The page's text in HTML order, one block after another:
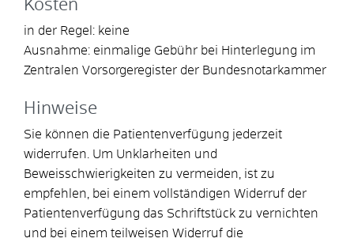
Kosten
in der Regel: keine
Ausnahme: einmalige Gebühr bei Hinterlegung im
Zentralen Vorsorgeregister der Bundesnotarkammer
Hinweise
Sie können die Patientenverfügung jederzeit
widerrufen. Um Unklarheiten und
Beweisschwierigkeiten zu vermeiden, ist zu
empfehlen, bei einem vollständigen Widerruf der
Patientenverfügung das Schriftstück zu vernichten
und bei einem teilweisen Widerruf die